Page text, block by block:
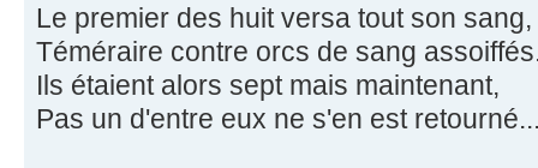
Le premier des huit versa tout son sang,
Téméraire contre orcs de sang
Ils étaient alors sept mais maintenant,
Pas un d'entre eux ne s'en est